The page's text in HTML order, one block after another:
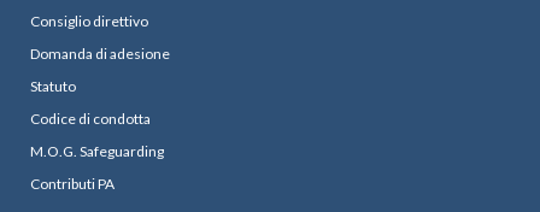
Consiglio direttivo
Domanda di adesione
Statuto
Codice di condotta
M.O.G. Safeguarding
Contributi PA